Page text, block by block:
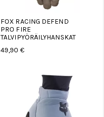
FOX RACING DEFEND
PRO FIRE
TALVIPYÖRÄILYHANSKAT
49,90 €